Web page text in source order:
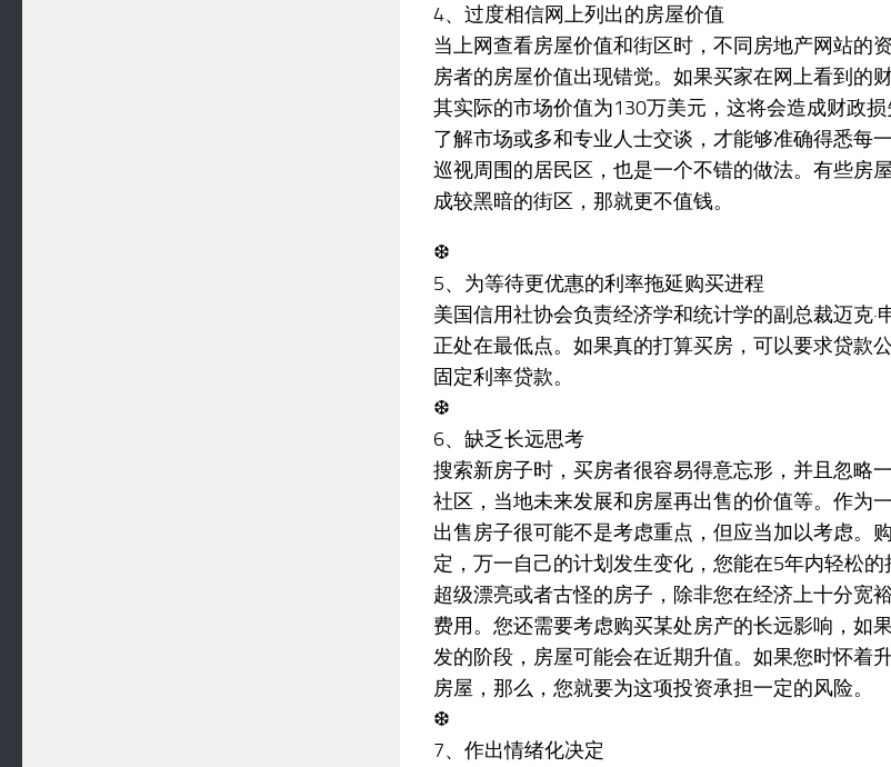
4、过度相信网上列出的房屋价值
当上网查看房屋价值和街区时，不同房地产网站的
房者的房屋价值出现错觉。如果买家在网上看到的
其实际的市场价值为130万美元，这将会造成财政
了解市场或多和专业人士交谈，才能够准确得悉每
巡视周围的居民区，也是一个不错的做法。有些房
成较黑暗的街区，那就更不值钱。
❆
5、为等待更优惠的利率拖延购买进程
美国信用社协会负责经济学和统计学的副总裁迈克·
正处在最低点。如果真的打算买房，可以要求贷款
固定利率贷款。
❆
6、缺乏长远思考
搜索新房子时，买房者很容易得意忘形，并且忽略
社区，当地未来发展和房屋再出售的价值等。作为
出售房子很可能不是考虑重点，但应当加以考虑。
定，万一自己的计划发生变化，您能在5年内轻松
超级漂亮或者古怪的房子，除非您在经济上十分宽
费用。您还需要考虑购买某处房产的长远影响，如
发的阶段，房屋可能会在近期升值。如果您时怀着
房屋，那么，您就要为这项投资承担一定的风险。
❆
7、作出情绪化决定